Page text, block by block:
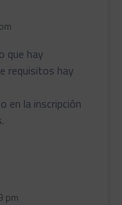
que hay
requisitos hay
en la inscripción
pm